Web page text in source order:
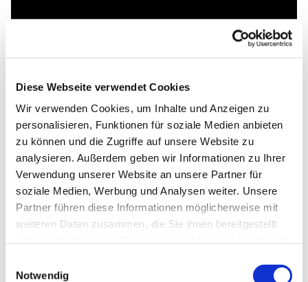
Diese Webseite verwendet Cookies
Wir verwenden Cookies, um Inhalte und Anzeigen zu
personalisieren, Funktionen für soziale Medien anbieten
zu können und die Zugriffe auf unsere Website zu
analysieren. Außerdem geben wir Informationen zu Ihrer
Verwendung unserer Website an unsere Partner für
soziale Medien, Werbung und Analysen weiter. Unsere
Partner führen diese Informationen möglicherweise mit
weiteren Daten zusammen, die Sie ihnen bereitgestellt
Notwendig
Dies könnte Sie auch
interessieren